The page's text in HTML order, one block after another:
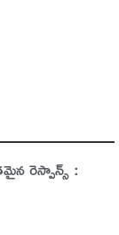
రెస్పాన్స్ :